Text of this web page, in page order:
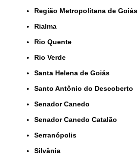
Região Metropolitana de Goiás
Rialma
Rio Quente
Rio Verde
Santa Helena de Goiás
Santo Antônio do Descoberto
Senador Canedo
Senador Canedo Catalão
Serranópolis
Silvânia